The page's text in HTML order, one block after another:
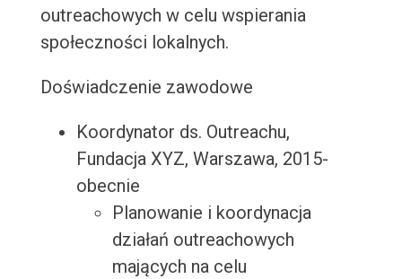
outreachowych w celu wspierania
społeczności lokalnych.
Doświadczenie zawodowe
Koordynator ds. Outreachu,
Fundacja XYZ, Warszawa, 2015-
obecnie
Planowanie i koordynacja
działań outreachowych
mających na celu